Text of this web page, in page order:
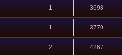
1 3698
1 3770
2 4267